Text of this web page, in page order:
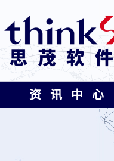
资 讯 中 心